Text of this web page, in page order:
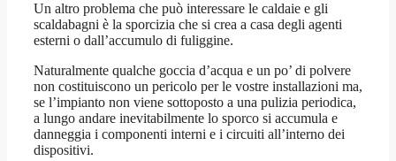
Un altro problema che può interessare le caldaie e gli
scaldabagni è la sporcizia che si crea a casa degli agenti
esterni o dall’accumulo di fuliggine.
Naturalmente qualche goccia d’acqua e un po’ di polvere
non costituiscono un pericolo per le vostre installazioni ma,
se l’impianto non viene sottoposto a una pulizia periodica,
a lungo andare inevitabilmente lo sporco si accumula e
danneggia i componenti interni e i circuiti all’interno dei
dispositivi.